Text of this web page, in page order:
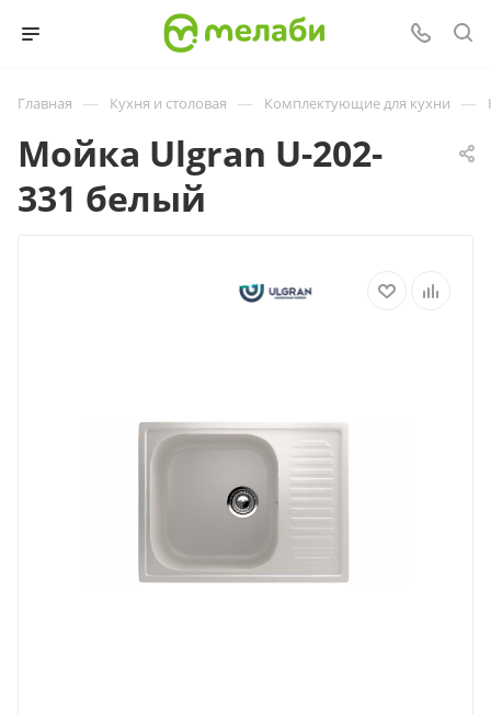
Главная — Кухня и столовая — Комплектующие для кухни —
Мойка Ulgran U-202-
331 белый